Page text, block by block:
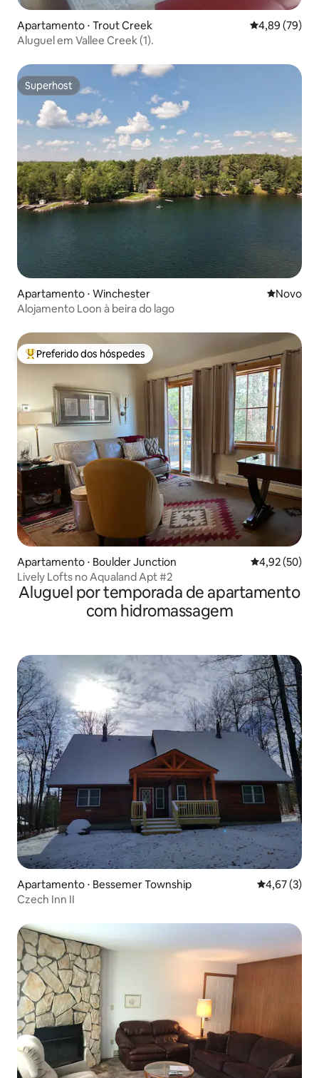
Apartamento ⋅ Trout Creek 4,89 de uma
4,89 (79)
Aluguel em Vallee Creek (1).
Superhost
Superhost
Apartamento ⋅ Winchester Novo
Novo
Alojamento Loon à beira do lago
Entre os melhores preferidos dos hóspedes
Preferido dos hóspedes
Apartamento ⋅ Boulder Junction 4,92 de uma
4,92 (50)
Lively Lofts no Aqualand Apt #2
Aluguel por temporada de apartamento
com hidromassagem
Apartamento ⋅ Bessemer Township 4,67 de
4,67 (3)
Czech Inn II